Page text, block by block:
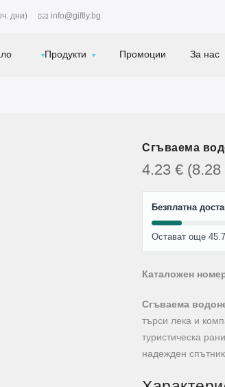
дни) info@giftly.bg
Продукти Промоции За нас
Сгъваема
4.23 € (8.28
Безплатна
Остават още
Каталожен
Сгъваема
търси лека и
туристическа
надежден